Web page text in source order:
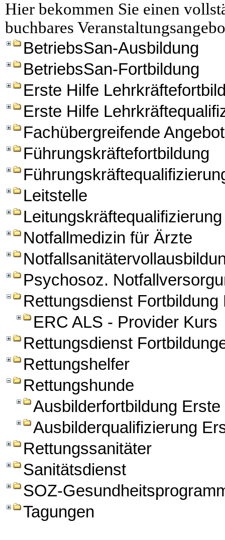
Hier bekommen Sie einen
buchbares
BetriebsSan-Ausbildung
BetriebsSan-Fortbildung
Erste Hilfe
Erste Hilfe
Fachübergreifende
Führungskräftefortbildung
Leitstelle
Leitungskräftequalifizierung
Notfallmedizin für Ärzte
Psychosoz.
Rettungsdienst Fortbildung
ERC ALS - Provider Kurs
Rettungsdienst
Rettungshelfer
Rettungshunde
Ausbilderfortbildung
Ausbilderqualifizierung
Rettungssanitäter
Sanitätsdienst
SOZ-
Tagungen